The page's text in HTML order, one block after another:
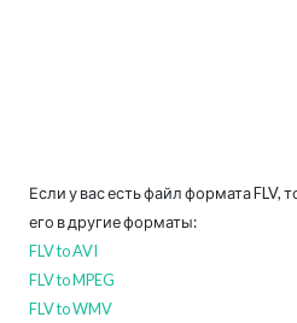
Если у вас есть файл формата FLV,
его в другие форматы:
FLV to AVI
FLV to MPEG
FLV to WMV